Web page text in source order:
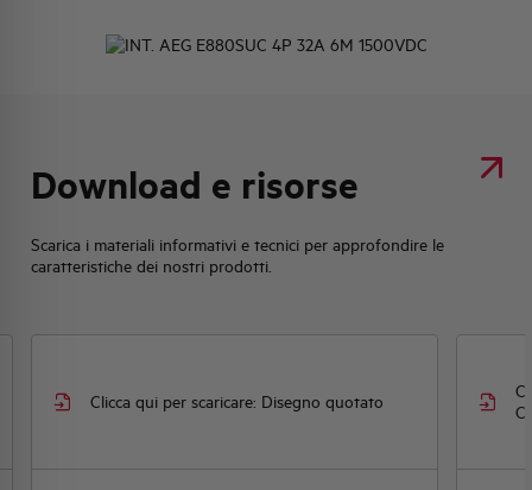
Download e risorse
Scarica i materiali informativi e tecnici per approfondire le
caratteristiche dei nostri prodotti.
Clicca qui per scaricare: Disegno quotato